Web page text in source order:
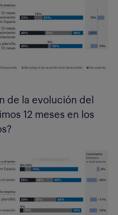
de la evolución del
12 meses en los